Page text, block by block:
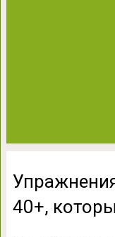
40+,